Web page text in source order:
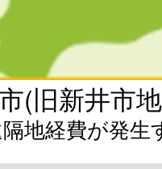
(旧新井市
地経費が発